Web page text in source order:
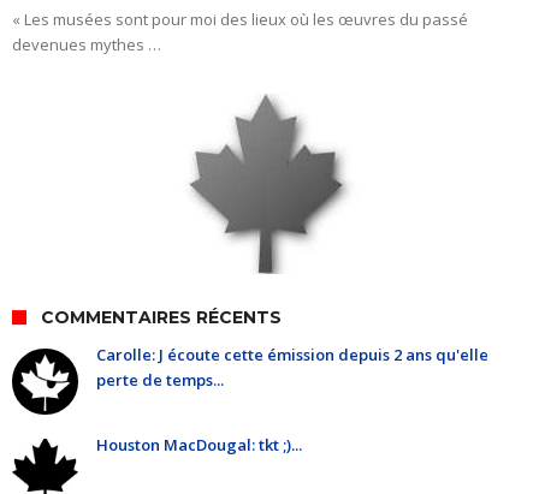
« Les musées sont pour moi des lieux où les œuvres du passé
devenues mythes …
COMMENTAIRES RÉCENTS
Carolle: J écoute cette émission depuis 2 ans qu'elle
perte de temps...
Houston MacDougal: tkt ;)...